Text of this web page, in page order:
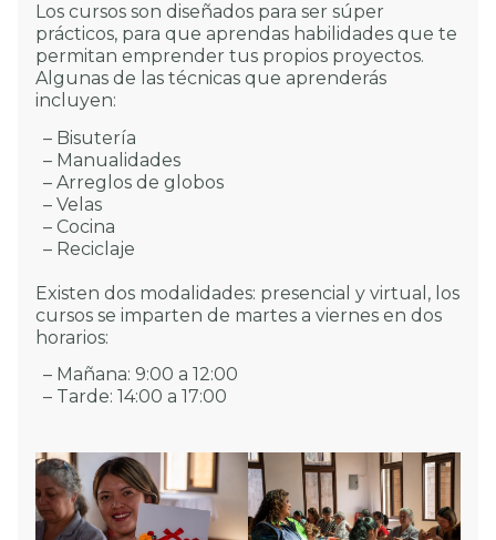
Los cursos son diseñados para ser súper
prácticos, para que aprendas habilidades que te
permitan emprender tus propios proyectos.
Algunas de las técnicas que aprenderás
incluyen:
– Bisutería
– Manualidades
– Arreglos de globos
– Velas
– Cocina
– Reciclaje
Existen dos modalidades: presencial y virtual, los
cursos se imparten de martes a viernes en dos
horarios:
– Mañana: 9:00 a 12:00
– Tarde: 14:00 a 17:00